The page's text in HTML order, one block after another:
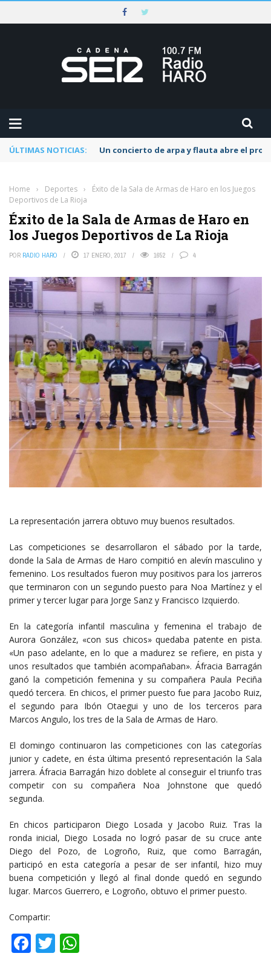
ÚLTIMAS NOTICIAS: Un concierto de arpa y flauta abre el
Home › Deportes ›
Éxito de la Sala de Armas de Haro en los Juegos
Deportivos de La Rioja
Éxito de la Sala de Armas de Haro en
los Juegos Deportivos de La Rioja
POR RADIO HARO 17 ENERO, 2017 1652 4
La representación jarrera obtuvo muy buenos resultados.
Las competiciones se desarrollaron el sábado por la tarde,
donde la Sala de Armas de Haro compitió en alevín masculino y
femenino. Los resultados fueron muy positivos para los jarreros
que terminaron con un segundo puesto para Noa Martínez y el
primer y tercer lugar para Jorge Sanz y Francisco Izquierdo.
En la categoría infantil masculina y femenina el trabajo de
Aurora González, «con sus chicos» quedaba patente en pista.
«Un paso adelante, en lo que a madurez se refiere, en pista y
unos resultados que también acompañaban». Áfracia Barragán
ganó la competición femenina y su compañera Paula Peciña
quedó tercera. En chicos, el primer puesto fue para Jacobo Ruiz,
el segundo para Ibón Otaegui y uno de los terceros para
Marcos Angulo, los tres de la Sala de Armas de Haro.
El domingo continuaron las competiciones con las categorías
junior y cadete, en ésta última presentó representación la Sala
jarrera. Áfracia Barragán hizo doblete al conseguir el triunfo tras
competir con su compañera Noa Johnstone que quedó
segunda.
En chicos participaron Diego Losada y Jacobo Ruiz. Tras la
ronda inicial, Diego Losada no logró pasar de su cruce ante
Diego del Pozo, de Logroño, Ruiz, que como Barragán,
participó en esta categoría a pesar de ser infantil, hizo muy
buena competición y llegó al final donde quedó en segundo
lugar. Marcos Guerrero, e Logroño, obtuvo el primer puesto.
Compartir:
Facebook
Twitter